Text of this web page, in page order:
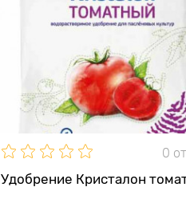
0
Удобрение Кристалон